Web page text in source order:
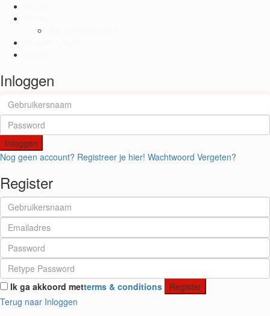
Inloggen
Inloggen
Nog geen account? Registreer je hier! Wachtwoord Vergeten?
Register
Ik ga akkoord metterms & conditions
Register
Terug naar Inloggen